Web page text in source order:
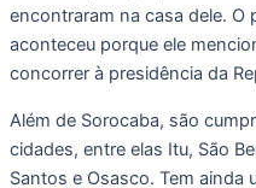
encontraram na casa dele. O
aconteceu porque ele
concorrer à presidência da
Além de Sorocaba, são
cidades, entre elas Itu, São
Santos e Osasco. Tem ainda